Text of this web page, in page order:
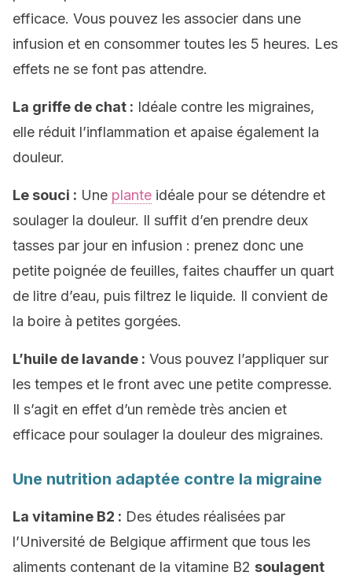
efficace. Vous pouvez les associer dans une
infusion et en consommer toutes les 5 heures. Les
effets ne se font pas attendre.
La griffe de chat : Idéale contre les migraines,
elle réduit l’inflammation et apaise également la
douleur.
Le souci : Une plante idéale pour se détendre et
soulager la douleur. Il suffit d’en prendre deux
tasses par jour en infusion : prenez donc une
petite poignée de feuilles, faites chauffer un quart
de litre d’eau, puis filtrez le liquide. Il convient de
la boire à petites gorgées.
L’huile de lavande : Vous pouvez l’appliquer sur
les tempes et le front avec une petite compresse.
Il s’agit en effet d’un remède très ancien et
efficace pour soulager la douleur des migraines.
Une nutrition adaptée contre la migraine
La vitamine B2 : Des études réalisées par
l’Université de Belgique affirment que tous les
aliments contenant de la vitamine B2 soulagent